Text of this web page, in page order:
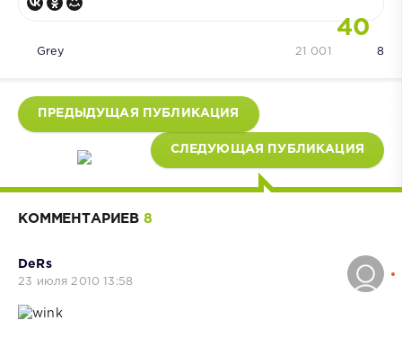
40
Grey 8
21 001
ПРЕДЫДУЩАЯ ПУБЛИКАЦИЯ
СЛЕДУЮЩАЯ ПУБЛИКАЦИЯ
КОММЕНТАРИЕВ 8
DeRs
23 июля 2010 13:58